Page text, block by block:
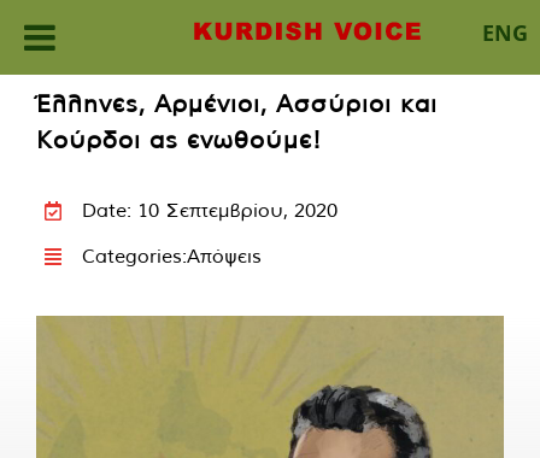
ENG
content
Έλληνες, Αρμένιοι, Ασσύριοι και
Κούρδοι ας ενωθούμε!
Date: 10 Σεπτεμβρίου, 2020
Categories:Απόψεις